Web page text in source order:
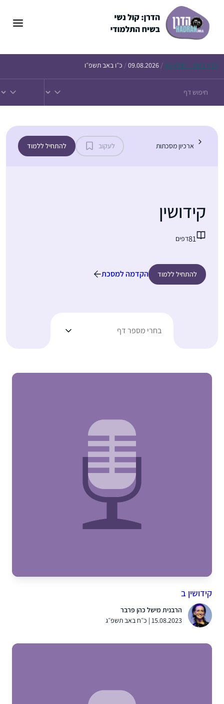
הדף היומי – חולין קא/
09.08.2026
/ כ״ו באב תשפ״ו
ארכיון מסכתות לעקוב להתחיל ללמוד
קידושין
81דפים
להתחיל ללמוד הקדמה למסכת
בחרי מספר דף
קידושין ב
הרבנית מישל כהן פרבר
15.08.2023 | כ״ח באב תשפ״ג